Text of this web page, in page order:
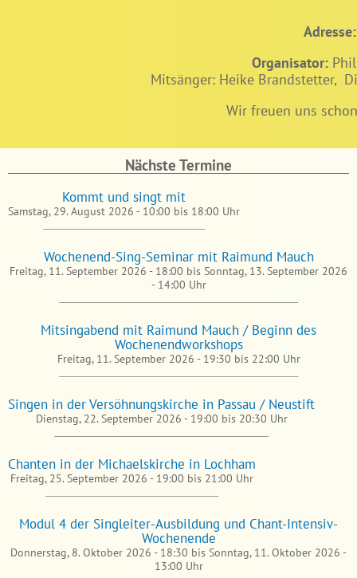
Adresse:
Organisator:
Mitsänger: Heike Brandstetter,
Wir freuen uns
Nächste Termine
Kommt und singt mit
Samstag, 29. August 2026 - 10:00 bis 18:00 Uhr
Wochenend-Sing-Seminar mit Raimund Mauch
Freitag, 11. September 2026 - 18:00 bis Sonntag, 13. September 2026
- 14:00 Uhr
Mitsingabend mit Raimund Mauch / Beginn des
Wochenendworkshops
Freitag, 11. September 2026 - 19:30 bis 22:00 Uhr
Singen in der Versöhnungskirche in Passau / Neustift
Dienstag, 22. September 2026 - 19:00 bis 20:30 Uhr
Chanten in der Michaelskirche in Lochham
Freitag, 25. September 2026 - 19:00 bis 21:00 Uhr
Modul 4 der Singleiter-Ausbildung und Chant-Intensiv-
Wochenende
Donnerstag, 8. Oktober 2026 - 18:30 bis Sonntag, 11. Oktober 2026 -
13:00 Uhr